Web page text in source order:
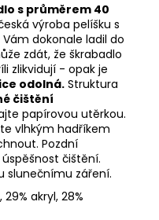
s průměrem 40
výroba pelíšku s
dokonale ladil do
zdát, že škrabadlo
zlikvidují - opak je
odolná. Struktura
čištění
papírovou utěrkou.
vlhkým hadříkem
Pozdní
čištění.
slunečnímu záření.
akryl, 28%